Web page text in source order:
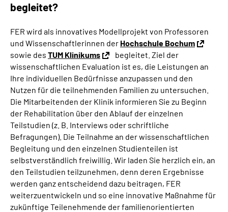
begleitet?
FER wird als innovatives Modellprojekt von Professoren
und Wissenschaftlerinnen der Hochschule Bochum
sowie des TUM Klinikums
begleitet. Ziel der
wissenschaftlichen Evaluation ist es, die Leistungen an
Ihre individuellen Bedürfnisse anzupassen und den
Nutzen für die teilnehmenden Familien zu untersuchen.
Die Mitarbeitenden der Klinik informieren Sie zu Beginn
der Rehabilitation über den Ablauf der einzelnen
Teilstudien (z. B. Interviews oder schriftliche
Befragungen). Die Teilnahme an der wissenschaftlichen
Begleitung und den einzelnen Studienteilen ist
selbstverständlich freiwillig. Wir laden Sie herzlich ein, an
den Teilstudien teilzunehmen, denn deren Ergebnisse
werden ganz entscheidend dazu beitragen, FER
weiterzuentwickeln und so eine innovative Maßnahme für
zukünftige Teilenehmende der familienorientierten